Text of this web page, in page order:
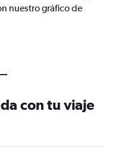
nuestro gráfico de
con tu viaje